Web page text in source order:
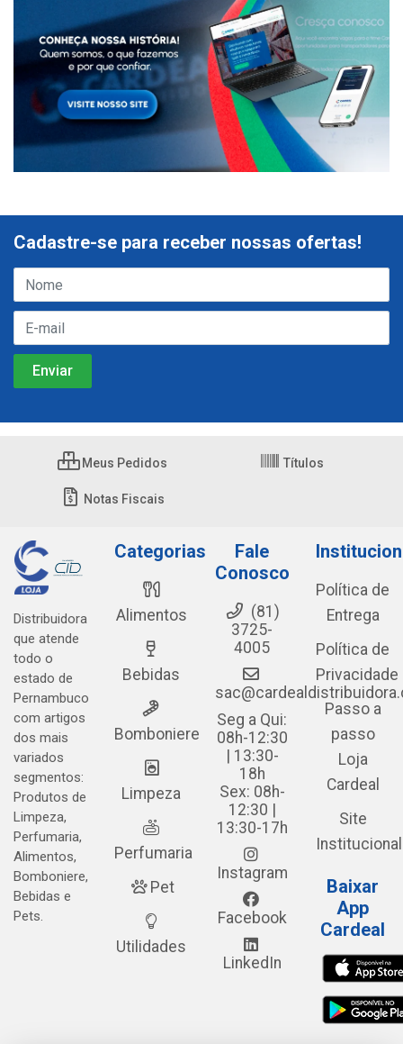
Cadastre-se para receber nossas ofertas!
Meus Pedidos Títulos
Notas Fiscais
Distribuidora
que atende
todo o
estado de
Pernambuco
com artigos
dos mais
variados
segmentos:
Produtos de
Limpeza,
Perfumaria,
Alimentos,
Bomboniere,
Bebidas e
Pets.
Categorias
Alimentos
Bebidas
Bomboniere
Limpeza
Perfumaria
Pet
Utilidades
Fale
Conosco
(81)
3725-
4005
Seg a Qui:
08h-12:30
| 13:30-
18h
Sex: 08h-
12:30 |
13:30-17h
Instagram
Facebook
LinkedIn
Política de
Entrega
Política de
Privacidade
Passo a
passo
Loja
Cardeal
Site
Institucional
Baixar
App
Cardeal